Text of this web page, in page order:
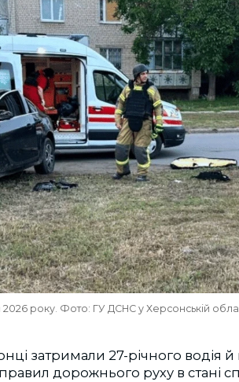
2026 року. Фото: ГУ ДСНС у Херсонській
затримали 27-річного водія
дорожнього руху в стані